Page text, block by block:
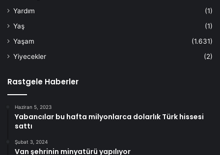
Yardım
(1)
Yaş
(1)
Yaşam
(1.631)
Yiyecekler
(2)
Rastgele Haberler
Haziran 5, 2023
Yabancılar bu hafta milyonlarca dolarlık Türk hissesi
sattı
Şubat 3, 2024
Van şehrinin minyatürü yapılıyor